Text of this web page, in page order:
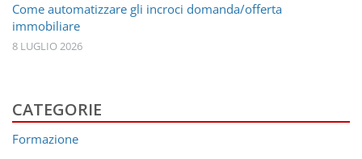
Come automatizzare gli incroci domanda/offerta
immobiliare
8 LUGLIO 2026
CATEGORIE
Formazione